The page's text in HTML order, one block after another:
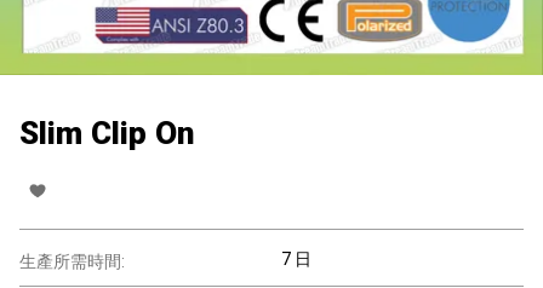
Slim Clip On
生產所需時間: 7 日